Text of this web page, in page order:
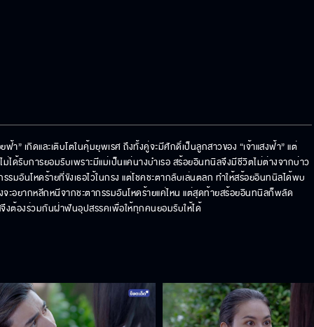
า” เกิดและเติบโตในคุ้มยุพเรศ ถึงทั้งคู่จะมีศักดิ์เป็นลูกสาวของ “เจ้าแสงฟ้า” แต่
ด้รับการยอมรับเพราะมีแม่เป็นแค่นางบำเรอ สร้อยอินทนิลจึงมีชีวิตไม่ต่างจากบ่าว
มอันโหดร้ายที่ขังเธอไว้ในกรง แต่โชคชะตากลับเล่นตลก ทำให้สร้อยอินทนิลได้พบ
อยากหลีกหนีจากชะตากรรมอันโหดร้ายแค่ไหน แต่สุดท้ายสร้อยอินทนิลก็พลัด
งต้องร่วมกันฝ่าฟันอุปสรรคเพื่อให้ทุกคนยอมรับให้ได้